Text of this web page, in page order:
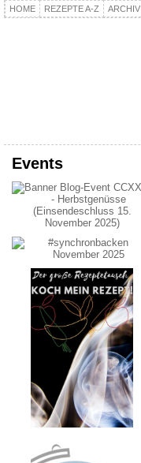
HOME REZEPTE A-Z ARCHIV
Events